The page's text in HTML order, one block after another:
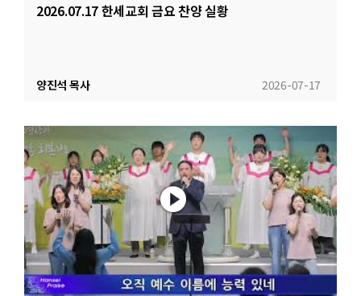
2026.07.17 한세교회 금요 찬양 실황
2026-07-17
양진석 목사